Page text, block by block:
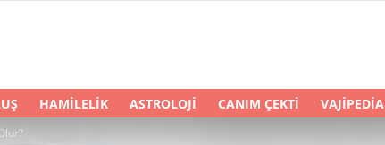
HAMILELIK ASTROLOJI CANIM ÇEKTI VAJIPEDIA